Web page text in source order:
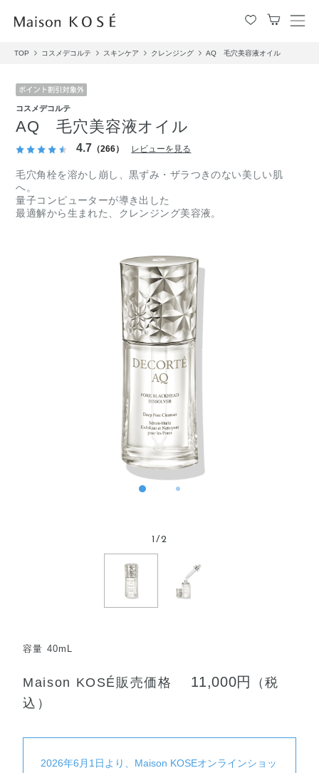
メ
TOP コスメデコルテ スキンケア クレンジング AQ 毛穴美容液オイル
コスメデコルテ
AQ 毛穴美容液オイル
4.7 （266） レビューを見る
毛穴角栓を溶かし崩し、黒ずみ・ザラつきのない美しい肌
へ。
量子コンピューターが導き出した
最適解から生まれた、クレンジング美容液。
1/2
容量 40mL
Maison KOSÉ販売価格 11,000円
（税
込）
2026年6月1日より、Maison KOSEオンラインショッ